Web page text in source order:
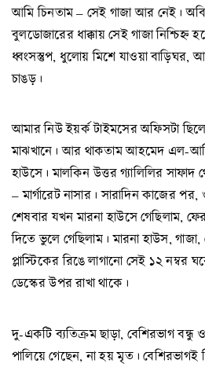
আমি চিনতাম – সেই গাজা আর নেই।
বুলডোজারের ধাক্কায় সেই গাজা নিশ্চিহ্ন
ধ্বংসস্তুপ, ধুলোয় মিশে যাওয়া বাড়িঘর,
চাঙড়।
আমার নিউ ইয়র্ক টাইমসের অফিসটা
মাঝখানে। আর থাকতাম আহমেদ এল-আজিজ
হাউসে। মালকিন উত্তর গ্যালিলির সাফাদ
– মার্গারেট নাসার। সারাদিন কাজের
শেষবার যখন মারনা হাউসে গেছিলাম,
দিতে ভুলে গেছিলাম। মারনা হাউস, গাজা,
প্লাস্টিকের রিঙে লাগানো সেই ১২ নম্বর
ডেস্কের উপর রাখা থাকে।
দু-একটি ব্যতিক্রম ছাড়া, বেশিরভাগ বন্ধু
পালিয়ে গেছেন, না হয় মৃত।